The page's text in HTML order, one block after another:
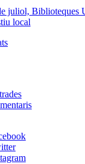
juliol, Biblioteques
local